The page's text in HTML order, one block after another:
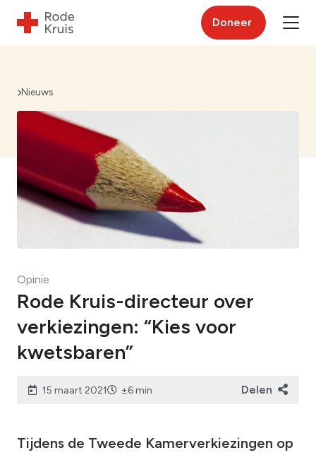
Doneer
Nieuws
Opinie
Rode Kruis-directeur over
verkiezingen: “Kies voor
kwetsbaren”
15 maart 2021 ±6 min Delen
Tijdens de Tweede Kamerverkiezingen op